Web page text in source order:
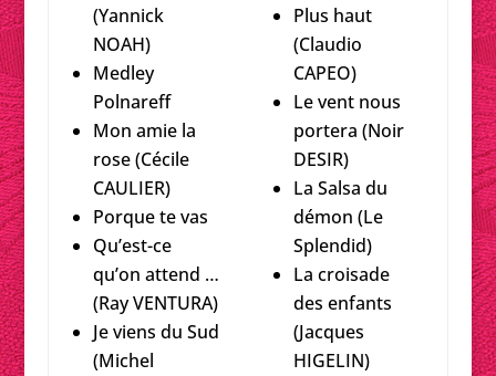
(Yannick
NOAH)
Medley
Polnareff
Mon amie la
rose (Cécile
CAULIER)
Porque te vas
Qu’est-ce
qu’on attend …
(Ray VENTURA)
Je viens du Sud
(Michel
Plus haut
(Claudio
CAPEO)
Le vent nous
portera (Noir
DESIR)
La Salsa du
démon (Le
Splendid)
La croisade
des enfants
(Jacques
HIGELIN)